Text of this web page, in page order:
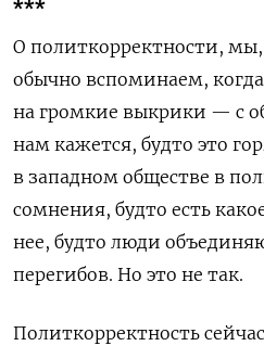
***
О политкорректности,
обычно вспоминаем,
на громкие выкрики — с
нам кажется, будто это
в западном обществе в
сомнения, будто есть
нее, будто люди
перегибов. Но это не так.
Политкорректность